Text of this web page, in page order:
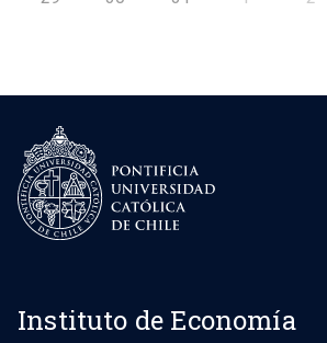
Instituto de Economía